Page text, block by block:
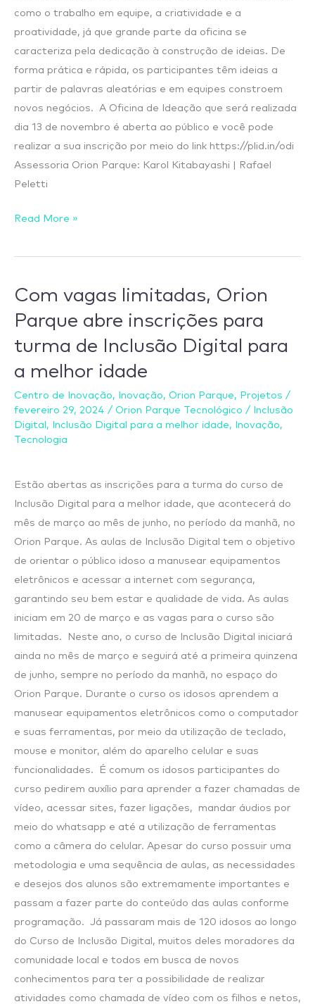
como o trabalho em equipe, a criatividade e a
proatividade, já que grande parte da oficina se
caracteriza pela dedicação à construção de ideias. De
forma prática e rápida, os participantes têm ideias a
partir de palavras aleatórias e em equipes constroem
novos negócios. A Oficina de Ideação que será realizada
dia 13 de novembro é aberta ao público e você pode
realizar a sua inscrição por meio do link https://plid.in/odi
Assessoria Orion Parque: Karol Kitabayashi | Rafael
Peletti
Read More »
Com vagas limitadas, Orion
Parque abre inscrições para
turma de Inclusão Digital para
a melhor idade
Centro de Inovação, Inovação, Orion Parque, Projetos /
fevereiro 29, 2024 / Orion Parque Tecnológico / Inclusão
Digital , Inclusão Digital para a melhor idade, Inovação,
Tecnologia
Estão abertas as inscrições para a turma do curso de
Inclusão Digital para a melhor idade, que acontecerá do
mês de março ao mês de junho, no período da manhã, no
Orion Parque. As aulas de Inclusão Digital tem o objetivo
de orientar o público idoso a manusear equipamentos
eletrônicos e acessar a internet com segurança,
garantindo seu bem estar e qualidade de vida. As aulas
iniciam em 20 de março e as vagas para o curso são
limitadas. Neste ano, o curso de Inclusão Digital iniciará
ainda no mês de março e seguirá até a primeira quinzena
de junho, sempre no período da manhã, no espaço do
Orion Parque. Durante o curso os idosos aprendem a
manusear equipamentos eletrônicos como o computador
e suas ferramentas, por meio da utilização de teclado,
mouse e monitor, além do aparelho celular e suas
funcionalidades. É comum os idosos participantes do
curso pedirem auxílio para aprender a fazer chamadas de
vídeo, acessar sites, fazer ligações, mandar áudios por
meio do whatsapp e até a utilização de ferramentas
como a câmera do celular. Apesar do curso possuir uma
metodologia e uma sequência de aulas, as necessidades
e desejos dos alunos são extremamente importantes e
passam a fazer parte do conteúdo das aulas conforme
programação. Já passaram mais de 120 idosos ao longo
do Curso de Inclusão Digital, muitos deles moradores da
comunidade local e todos em busca de novos
conhecimentos para ter a possibilidade de realizar
atividades como chamada de vídeo com os filhos e netos,
Com
limitadas,
Orion
Parque
inscrições
para
turma
Inclusão
Digital
para
a
melhor
idade